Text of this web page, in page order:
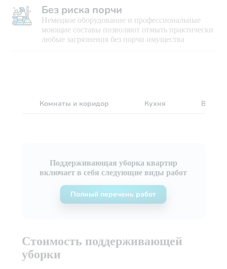
Без риска порчи
Немецкое оборудование и профессиональные
моющие составы позволяют отмыть практически
любые загрязнения без порчи имущества
Комнаты и коридор Кухня Ванна
Поддерживающая уборка квартир
включает в себя следующие виды работ
Полный перечень работ
Стоимость поддерживающей
уборки